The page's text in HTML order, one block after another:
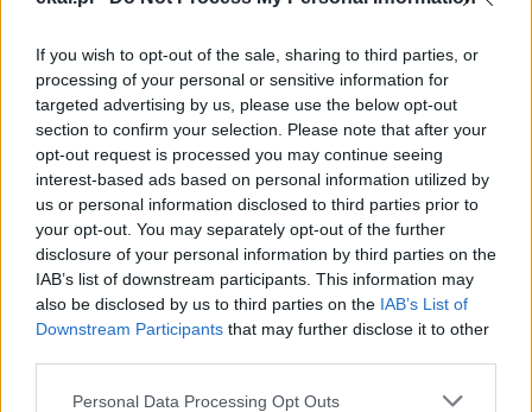
If you wish to opt-out of the sale, sharing to third parties, or
processing of your personal or sensitive information for
targeted advertising by us, please use the below opt-out
section to confirm your selection. Please note that after your
opt-out request is processed you may continue seeing
interest-based ads based on personal information utilized by
us or personal information disclosed to third parties prior to
your opt-out. You may separately opt-out of the further
disclosure of your personal information by third parties on the
IAB’s list of downstream participants. This information may
also be disclosed by us to third parties on the IAB’s List of
Downstream Participants that may further disclose it to other
Personal Data Processing Opt Outs
Najnowsze
07 sierpnia 2026 | 05:20
Gaza: 300 dzieci zabitych w ciągu 300 dni
06 sierpnia 2026 | 20:44
Medziugorie: zakończył się 37. Mladifest